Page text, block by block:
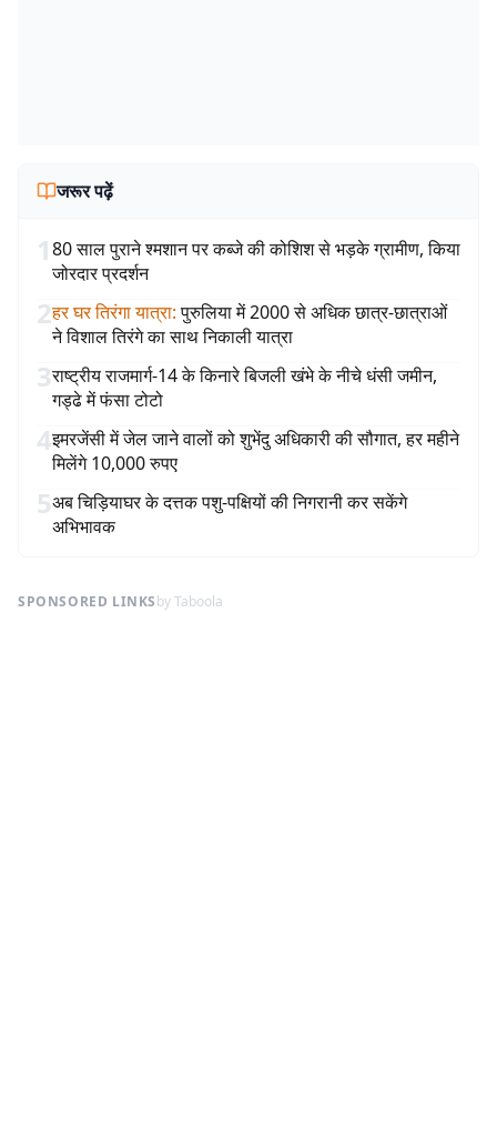
जरूर पढ़ें
180 साल पुराने श्मशान पर कब्जे की कोशिश से भड़के ग्रामीण, किया
जोरदार प्रदर्शन
2हर घर तिरंगा यात्रा: पुरुलिया में 2000 से अधिक छात्र-छात्राओं
ने विशाल तिरंगे का साथ निकाली यात्रा
3राष्ट्रीय राजमार्ग-14 के किनारे बिजली खंभे के नीचे धंसी जमीन,
गड्ढे में फंसा टोटो
4इमरजेंसी में जेल जाने वालों को शुभेंदु अधिकारी की सौगात, हर महीने
मिलेंगे 10,000 रुपए
5अब चिड़ियाघर के दत्तक पशु-पक्षियों की निगरानी कर सकेंगे
अभिभावक
SPONSORED LINKSby Taboola